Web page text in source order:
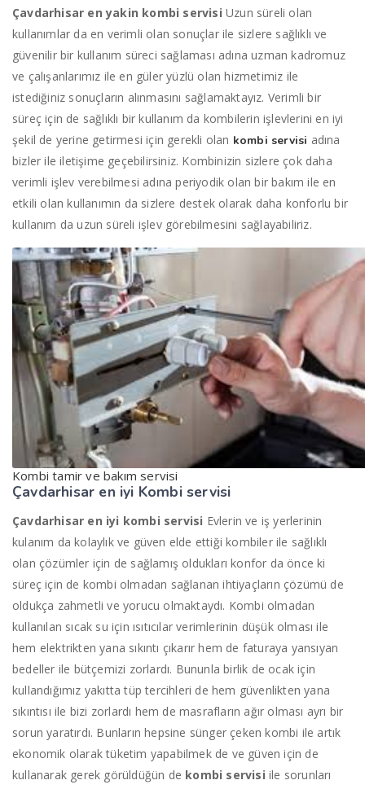
Çavdarhisar en yakin kombi servisi Uzun süreli olan
kullanımlar da en verimli olan sonuçlar ile sizlere sağlıklı ve
güvenilir bir kullanım süreci sağlaması adına uzman kadromuz
ve çalışanlarımız ile en güler yüzlü olan hizmetimiz ile
istediğiniz sonuçların alınmasını sağlamaktayız. Verimli bir
süreç için de sağlıklı bir kullanım da kombilerin işlevlerini en iyi
şekil de yerine getirmesi için gerekli olan kombi servisi adına
bizler ile iletişime geçebilirsiniz. Kombinizin sizlere çok daha
verimli işlev verebilmesi adına periyodik olan bir bakım ile en
etkili olan kullanımın da sizlere destek olarak daha konforlu bir
kullanım da uzun süreli işlev görebilmesini sağlayabiliriz.
Kombi tamir ve bakım servisi
Çavdarhisar en iyi Kombi servisi
Çavdarhisar en iyi kombi servisi Evlerin ve iş yerlerinin
kulanım da kolaylık ve güven elde ettiği kombiler ile sağlıklı
olan çözümler için de sağlamış oldukları konfor da önce ki
süreç için de kombi olmadan sağlanan ihtiyaçların çözümü de
oldukça zahmetli ve yorucu olmaktaydı. Kombi olmadan
kullanılan sıcak su için ısıtıcılar verimlerinin düşük olması ile
hem elektrikten yana sıkıntı çıkarır hem de faturaya yansıyan
bedeller ile bütçemizi zorlardı. Bununla birlik de ocak için
kullandığımız yakıtta tüp tercihleri de hem güvenlikten yana
sıkıntısı ile bizi zorlardı hem de masrafların ağır olması ayrı bir
sorun yaratırdı. Bunların hepsine sünger çeken kombi ile artık
ekonomik olarak tüketim yapabilmek de ve güven için de
kullanarak gerek görüldüğün de kombi servisi ile sorunları